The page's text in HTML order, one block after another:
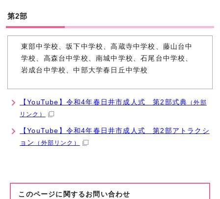
第2部
東部中学校、坂下中学校、高蔵寺中学校、藤山台中
学校、高森台中学校、南城中学校、石尾台中学校、
岩成台中学校、中部大学春日丘中学校
【YouTube】令和4年春日井市成人式 第2部式典 （外部
リンク）
【YouTube】令和4年春日井市成人式 第2部アトラクシ
ョン
（外部リンク）
このページに関する お問い合わせ